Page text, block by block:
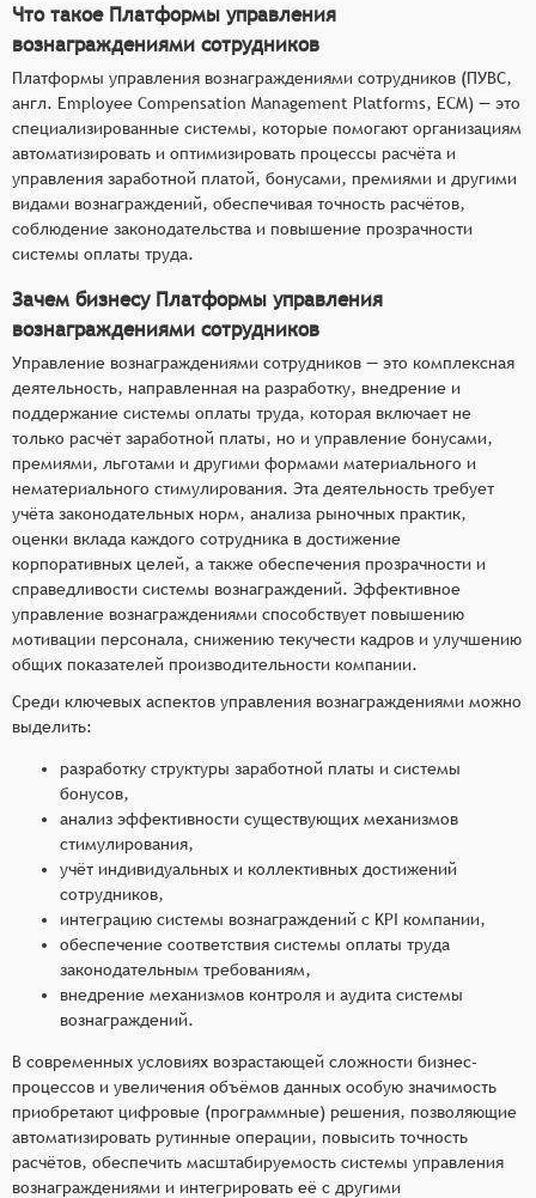
сверхурочные, отпускные, больничные и т.
д.),
управление бонусами и премиями с
возможностью настройки критериев и условий
их начисления,
расчёт и управление компенсационными
выплатами (например, компенсация затрат на
обучение, проезд, питание),
поддержка различных схем мотивации
баллов и т. п.),
обеспечение соблюдения законодательства в
области оплаты труда и учёта рабочего
времени.
Что такое Платформы управления
вознаграждениями сотрудников
Платформы управления вознаграждениями сотрудников (ПУВС,
англ. Employee Compensation Management Platforms, ECM) — это
специализированные системы, которые помогают организациям
автоматизировать и оптимизировать процессы расчёта и
управления заработной платой, бонусами, премиями и другими
видами вознаграждений, обеспечивая точность расчётов,
соблюдение законодательства и повышение прозрачности
системы оплаты труда.
Зачем бизнесу Платформы управления
вознаграждениями сотрудников
Управление вознаграждениями сотрудников — это комплексная
деятельность, направленная на разработку, внедрение и
поддержание системы оплаты труда, которая включает не
только расчёт заработной платы, но и управление бонусами,
премиями, льготами и другими формами материального и
нематериального стимулирования. Эта деятельность требует
учёта законодательных норм, анализа рыночных практик,
оценки вклада каждого сотрудника в достижение
корпоративных целей, а также обеспечения прозрачности и
справедливости системы вознаграждений. Эффективное
управление вознаграждениями способствует повышению
мотивации персонала, снижению текучести кадров и улучшению
общих показателей производительности компании.
Среди ключевых аспектов управления вознаграждениями можно
выделить:
разработку структуры заработной платы и системы
бонусов,
анализ эффективности существующих механизмов
стимулирования,
учёт индивидуальных и коллективных достижений
сотрудников,
интеграцию системы вознаграждений с KPI компании,
обеспечение соответствия системы оплаты труда
законодательным требованиям,
внедрение механизмов контроля и аудита системы
вознаграждений.
В современных условиях возрастающей сложности бизнес-
процессов и увеличения объёмов данных особую значимость
приобретают цифровые (программные) решения, позволяющие
автоматизировать рутинные операции, повысить точность
расчётов, обеспечить масштабируемость системы управления
вознаграждениями и интегрировать её с другими